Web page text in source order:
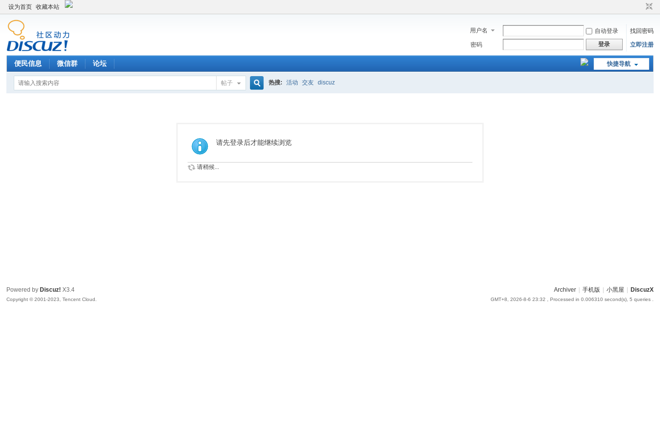
设为首页 收藏本站
用户名 自动登录
找回密码
密码
登录 立即注册
快捷导航
便民信息 微信群 论坛
帖子
索
热搜: 活动 交友 discuz
请先登录后才能继续浏览
请稍候...
Archiver 手机版 小黑屋 DiscuzX
GMT+8, 2026-8-6 23:32 , Processed in 0.006310 second(s), 5 queries .
Powered by Discuz! X3.4
Copyright © 2001-2023, Tencent Cloud.